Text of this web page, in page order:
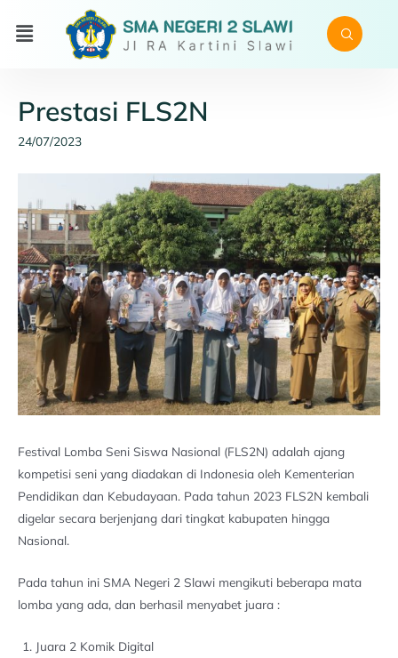
Prestasi FLS2N
24/07/2023
Festival Lomba Seni Siswa Nasional (FLS2N) adalah ajang
kompetisi seni yang diadakan di Indonesia oleh Kementerian
Pendidikan dan Kebudayaan. Pada tahun 2023 FLS2N kembali
digelar secara berjenjang dari tingkat kabupaten hingga
Nasional.
Pada tahun ini SMA Negeri 2 Slawi mengikuti beberapa mata
lomba yang ada, dan berhasil menyabet juara :
Juara 2 Komik Digital